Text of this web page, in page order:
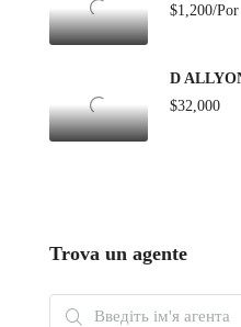
$1,200/Por
D
$32,000
Trova un agente